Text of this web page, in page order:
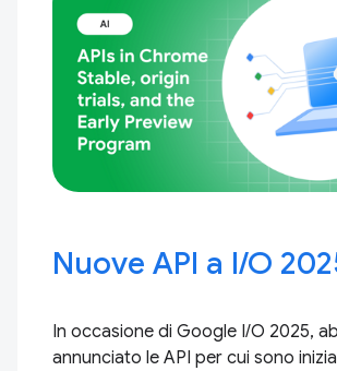
Nuove API a I / O
In occasione di Google I / O 2025,
annunciato le API per cui sono